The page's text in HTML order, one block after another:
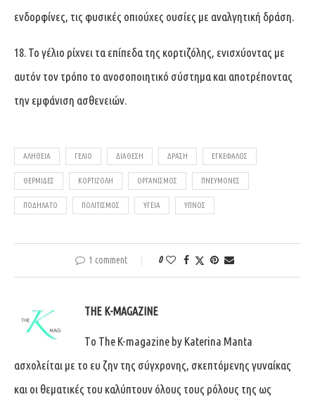
ενδορφίνες, τις φυσικές οπιούχες ουσίες με αναλγητική δράση.
18. Το γέλιο ρίχνει τα επίπεδα της κορτιζόλης, ενισχύοντας με
αυτόν τον τρόπο το ανοσοποιητικό σύστημα και αποτρέποντας
την εμφάνιση ασθενειών.
ΑΛΗΘΕΙΑ ΓΈΛΙΟ ΔΙΆΘΕΣΗ ΔΡΆΣΗ ΕΓΚΈΦΑΛΟΣ
ΘΕΡΜΊΔΕΣ ΚΟΡΤΙΖΌΛΗ ΟΡΓΑΝΙΣΜΌΣ ΠΝΕΎΜΟΝΕΣ
ΠΟΔΉΛΑΤΟ ΠΟΛΙΤΙΣΜΌΣ ΥΓΕΊΑ ΎΠΝΟΣ
1 comment 0
THE K-MAGAZINE
Tο The K-magazine by Katerina Manta
ασχολείται με το ευ ζην της σύγχρονης, σκεπτόμενης γυναίκας
και οι θεματικές του καλύπτουν όλους τους ρόλους της ως